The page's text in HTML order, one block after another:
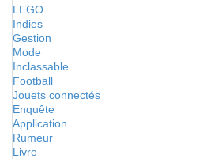
LEGO
Indies
Gestion
Mode
Inclassable
Football
Jouets connectés
Enquête
Application
Rumeur
Livre